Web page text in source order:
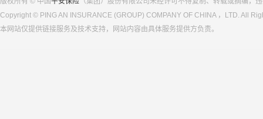
Copyright © PING AN INSURANCE (GROUP) COMPANY OF CHINA ，LTD. All
本网站仅提供链接服务及技术支持，网站内容由具体服务提供方负责。